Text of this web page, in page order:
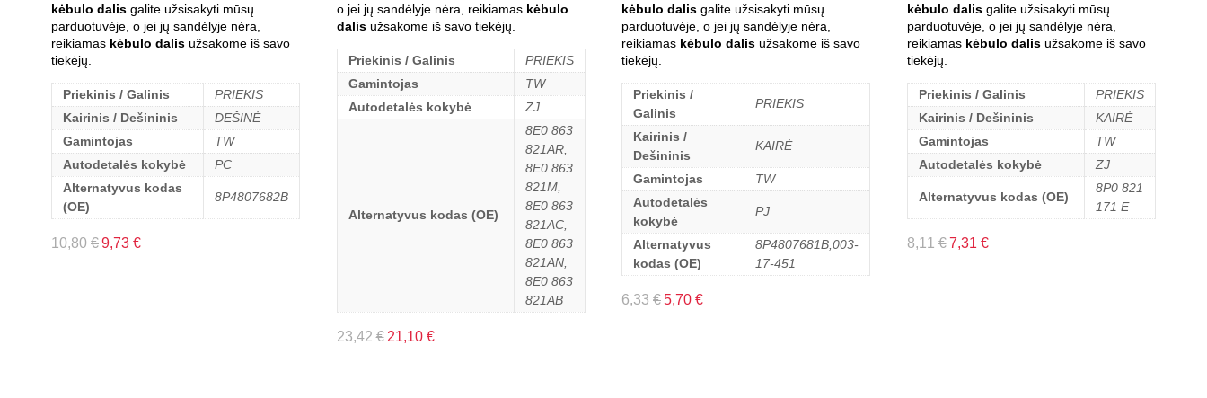
kėbulo dalis galite užsisakyti mūsų
parduotuvėje, o jei jų sandėlyje nėra,
reikiamas kėbulo dalis užsakome iš savo
tiekėjų.
Priekinis / Galinis
PRIEKIS
Kairinis / Dešininis
DEŠINĖ
Gamintojas
TW
Autodetalės kokybė
PC
Alternatyvus kodas
(OE)
8P4807682B
10,80 €9,73 €
o jei jų sandėlyje nėra, reikiamas kėbulo
dalisužsakome iš savo tiekėjų.
Priekinis / Galinis
PRIEKIS
Gamintojas
TW
Autodetalės kokybė
ZJ
Alternatyvus kodas (OE)
8E0 863
821AR,
8E0 863
821M,
8E0 863
821AC,
8E0 863
821AN,
8E0 863
821AB
23,42€ 21,10 €
kėbulo dalis galite užsisakyti mūsų
parduotuvėje, o jei jų sandėlyje nėra,
reikiamas kėbulo dalis užsakome iš savo
tiekėjų.
Priekinis /
Galinis
PRIEKIS
Kairinis /
Dešininis
KAIRĖ
Gamintojas
TW
Autodetalės
kokybė
PJ
Alternatyvus
kodas (OE)
8P4807681B,003-
17-451
6,33 €5,70 €
kėbulo dalisgalite užsisakyti mūsų
parduotuvėje, o jei jų sandėlyje nėra,
reikiamas kėbulo dalisužsakome iš savo
tiekėjų.
Priekinis / Galinis
PRIEKIS
Kairinis / Dešininis
KAIRĖ
Gamintojas
TW
Autodetalės kokybė
ZJ
Alternatyvus kodas (OE)
8P0 821
171 E
8,11€ 7,31 €